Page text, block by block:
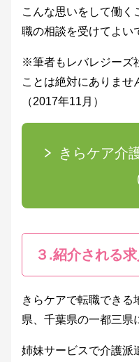
こんな思いをして働く
職の相談を受けてよい
※筆者もレバレジーズ
ことは絶対にありませ
（2017年11月）
きらケア介
３.紹介される
きらケアで転職できる
県、千葉県の一都三県
姉妹サービスで介護派